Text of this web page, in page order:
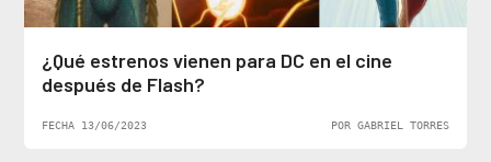
¿Qué estrenos vienen para DC en el cine
después de Flash?
FECHA 13/06/2023 POR GABRIEL TORRES